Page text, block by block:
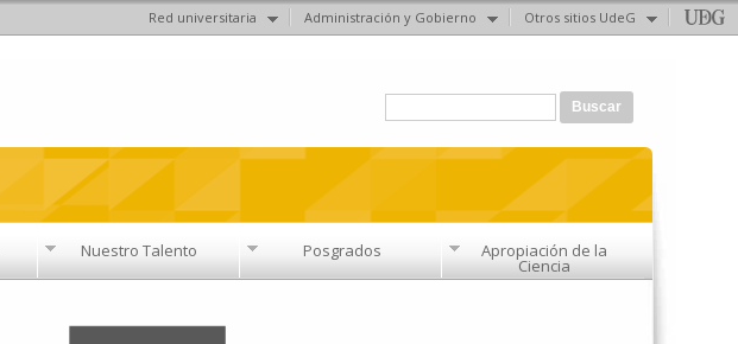
Red universitaria Administración y Gobierno Otros sitios UdeG
Formulario de búsqueda
Nuestro Talento Posgrados Apropiación de la
Ciencia